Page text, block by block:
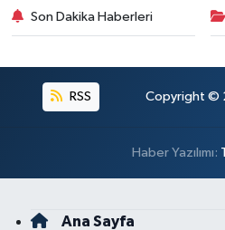
Son Dakika Haberleri
RSS Copyright ©
Haber Yazılımı:
Ana Sayfa